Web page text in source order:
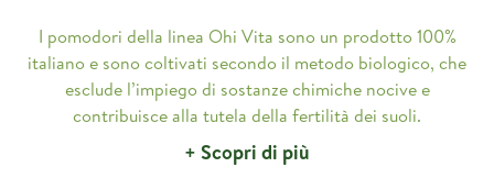
I pomodori della linea Ohi Vita sono un prodotto 100%
italiano e sono coltivati secondo il metodo biologico, che
esclude l’impiego di sostanze chimiche nocive e
contribuisce alla tutela della fertilità dei suoli.
+ Scopri di più